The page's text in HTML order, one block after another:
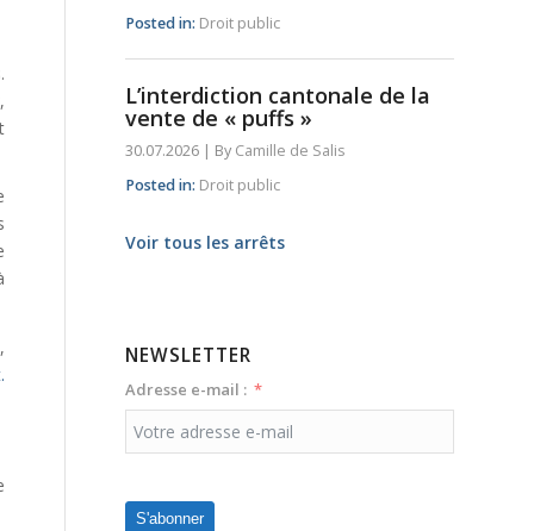
Posted in: Droit public
L’interdiction cantonale de la
vente de « puffs »
30.07.2026 | By Camille de Salis
Posted in: Droit public
Voir tous les arrêts
NEWSLETTER
Adresse e-mail :
S'abonner